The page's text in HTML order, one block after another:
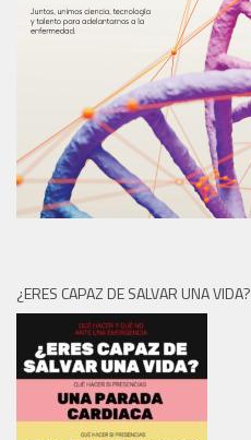
¿ERES CAPAZ DE SALVAR UNA VIDA?